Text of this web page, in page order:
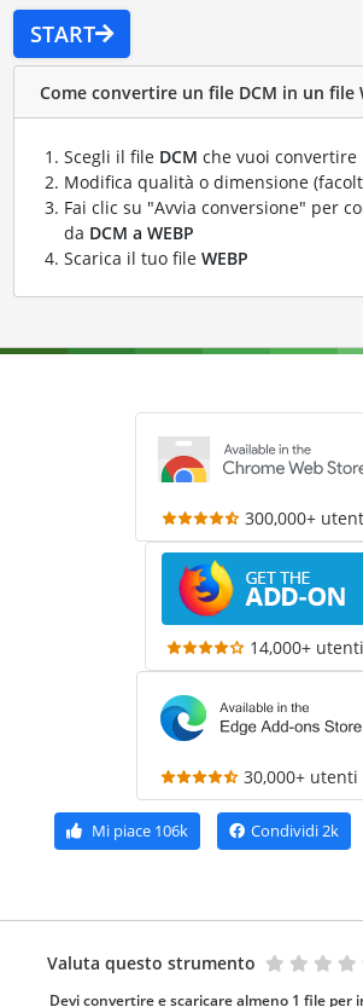
START
Come convertire un file DCM in un file
Scegli il file DCM che vuoi convertire
Modifica qualità o dimensione
Fai clic su "Avvia conversione" per
da DCM a WEBP
Scarica il tuo file WEBP
300,000+
14,000+ utenti
30,000+ utenti
Mi piace 106k Condividi2k
Valuta questo strumento
Devi convertire e scaricare almeno 1 file per